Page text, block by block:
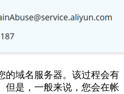
的域名服务器。该过程会有
但是，一般来说，您会在帐